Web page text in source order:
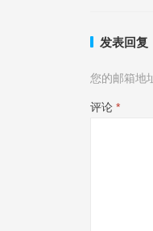
发表回复
您的邮箱地
评论 *